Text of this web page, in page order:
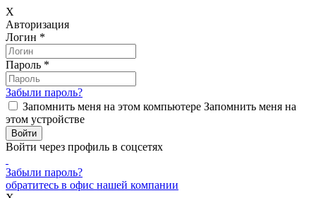
X
Авторизация
Логин *
Пароль *
Забыли пароль?
Запомнить меня на этом компьютере Запомнить меня на
этом устройстве
Войти через профиль в соцсетях
Забыли пароль?
обратитесь в офис нашей компании